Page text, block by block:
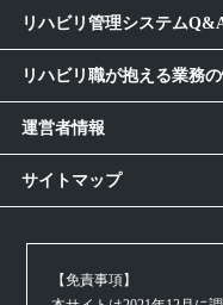
リハビリ管理システム
リハビリ職が抱える業務
運営者情報
サイトマップ
【免責事項】